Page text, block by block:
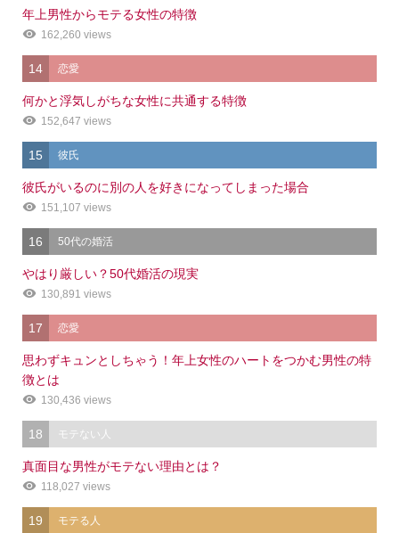
年上男性からモテる女性の特徴
162,260 views
14 恋愛
何かと浮気しがちな女性に共通する特徴
152,647 views
15 彼氏
彼氏がいるのに別の人を好きになってしまった場合
151,107 views
16 50代の婚活
やはり厳しい？50代婚活の現実
130,891 views
17 恋愛
思わずキュンとしちゃう！年上女性のハートをつかむ男性の特
徴とは
130,436 views
18 モテない人
真面目な男性がモテない理由とは？
118,027 views
19 モテる人